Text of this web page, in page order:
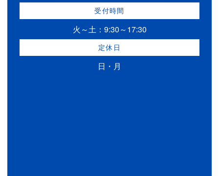
受付時間
火～土：9:30～17:30
定休日
日・月